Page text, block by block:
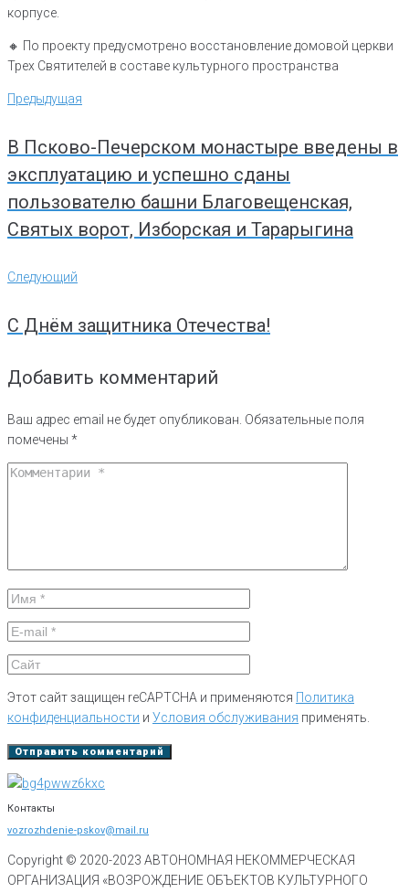
корпусе.
🔸️ По проекту предусмотрено восстановление домовой церкви
Трех Святителей в составе культурного пространства
Навигация
по
Предыдущая
Предыдущая
В Псково-Печерском монастыре введены в
эксплуатацию и успешно сданы
пользователю башни Благовещенская,
Святых ворот, Изборская и Тарарыгина
Следующий
Следующий
С Днём защитника Отечества!
Добавить комментарий
Ваш адрес email не будет опубликован. Обязательные поля
помечены *
Этот сайт защищен reCAPTCHA и применяются Политика
конфиденциальности и Условия обслуживания применять.
Контакты
vozrozhdenie-pskov@mail.ru
Copyright © 2020-2023 АВТОНОМНАЯ НЕКОММЕРЧЕСКАЯ
ОРГАНИЗАЦИЯ «ВОЗРОЖДЕНИЕ ОБЪЕКТОВ КУЛЬТУРНОГО